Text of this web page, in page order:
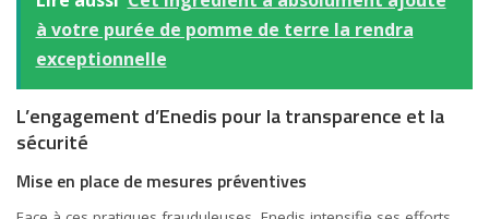
à votre purée de pomme de terre la rendra
exceptionnelle
L’engagement d’Enedis pour la transparence et la
sécurité
Mise en place de mesures préventives